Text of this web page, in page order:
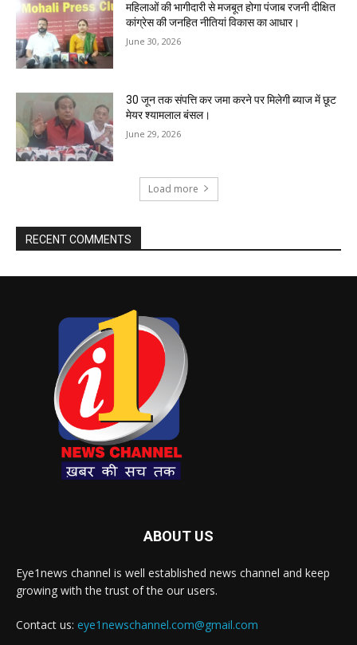
महिलाओं की भागीदारी से मजबूत होगा पंजाब रजनी दीक्षित
कांग्रेस की जनहित नीतियां विकास का आधार।
June 30, 2026
30 जून तक संपत्ति कर जमा करने पर मिलेगी ब्याज में छूट
मेयर श्यामलाल बंसल।
June 29, 2026
Load more
RECENT COMMENTS
ABOUT US
Eye1news channel is well established news channel and keep
growing with the trust of the our users.
Contact us: eye1newschannel.com@gmail.com